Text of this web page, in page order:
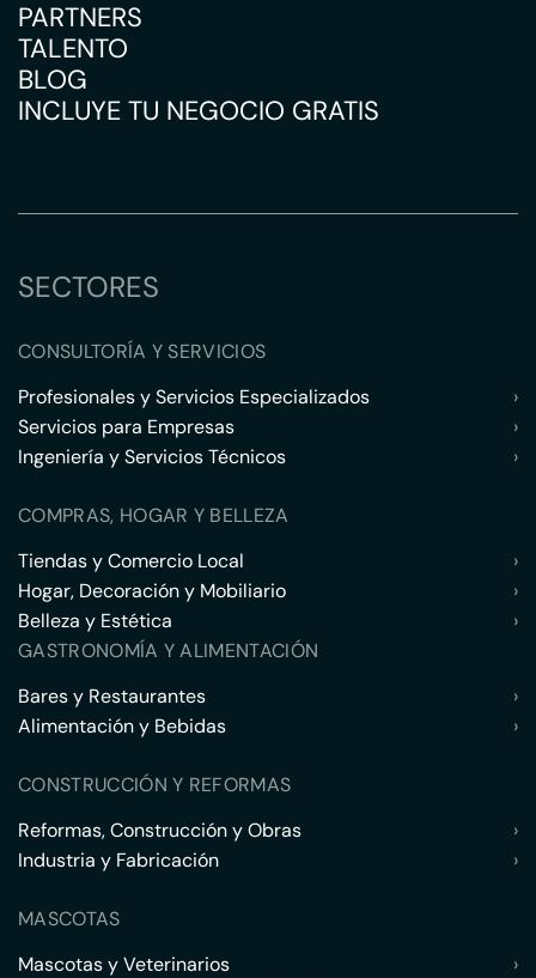
PARTNERS
TALENTO
BLOG
INCLUYE TU NEGOCIO GRATIS
SECTORES
CONSULTORÍA Y SERVICIOS
Profesionales y Servicios Especializados
›
Servicios para Empresas
›
Ingeniería y Servicios Técnicos
›
COMPRAS, HOGAR Y BELLEZA
Tiendas y Comercio Local
›
Hogar, Decoración y Mobiliario
›
Belleza y Estética
›
GASTRONOMÍA Y ALIMENTACIÓN
Bares y Restaurantes
›
Alimentación y Bebidas
›
CONSTRUCCIÓN Y REFORMAS
Reformas, Construcción y Obras
›
Industria y Fabricación
›
MASCOTAS
Mascotas y Veterinarios
›